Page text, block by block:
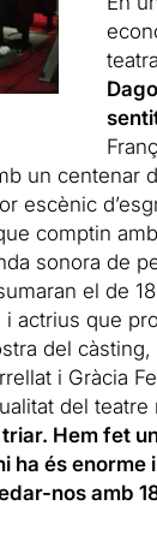
un centenar
escènic
comptin
sonora de
el de
actrius que
del
i Gràcia
del teatre
Hem fet
ha és enorme
nos amb